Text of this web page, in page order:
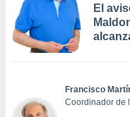
El
Francisco
Coordinador de